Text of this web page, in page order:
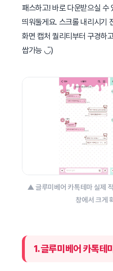
패스하고! 바로 다운받으실 수
띄워둘게요. 스크롤 내리시기
화면 캡처 퀄리티부터 구경하
쌉가능 ◡̈)
▲ 글루미베어 카톡테마 실제
창에서 크게
1. 글루미베어 카톡테